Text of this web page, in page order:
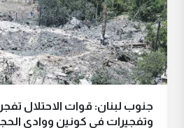
جنوب لبنان: قوات الاحتلال
وتفجيرات في كونين ووادي